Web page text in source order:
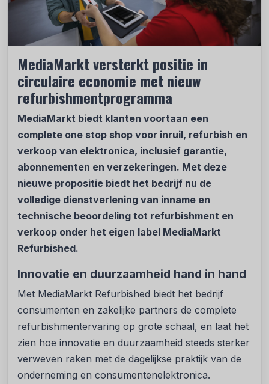
MediaMarkt versterkt positie in
circulaire economie met nieuw
refurbishmentprogramma
MediaMarkt biedt klanten voortaan een
complete one stop shop voor inruil, refurbish en
verkoop van elektronica, inclusief garantie,
abonnementen en verzekeringen. Met deze
nieuwe propositie biedt het bedrijf nu de
volledige dienstverlening van inname en
technische beoordeling tot refurbishment en
verkoop onder het eigen label MediaMarkt
Refurbished.
Innovatie en duurzaamheid hand in hand
Met MediaMarkt Refurbished biedt het bedrijf
consumenten en zakelijke partners de complete
refurbishmentervaring op grote schaal, en laat het
zien hoe innovatie en duurzaamheid steeds sterker
verweven raken met de dagelijkse praktijk van de
onderneming en consumentenelektronica.